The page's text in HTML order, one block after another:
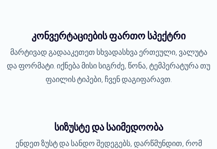
კონვერტაციების ფართო სპექტრი
მარტივად გადააკეთეთ სხვადასხვა ერთეული, ვალუტა
და ფორმატი. იქნება მისი სიგრძე, წონა, ტემპერატურა თუ
ფაილის ტიპები, ჩვენ დაგიფარავთ.
სიზუსტე და საიმედოობა
ენდეთ ზუსტ და სანდო შედეგებს, დარწმუნდით, რომ